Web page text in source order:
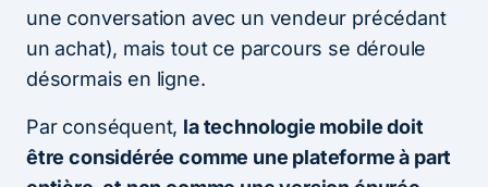
une conversation avec un vendeur précédant
un achat), mais tout ce parcours se déroule
désormais en ligne.
Par conséquent, la technologie mobile doit
être considérée comme une plateforme à part